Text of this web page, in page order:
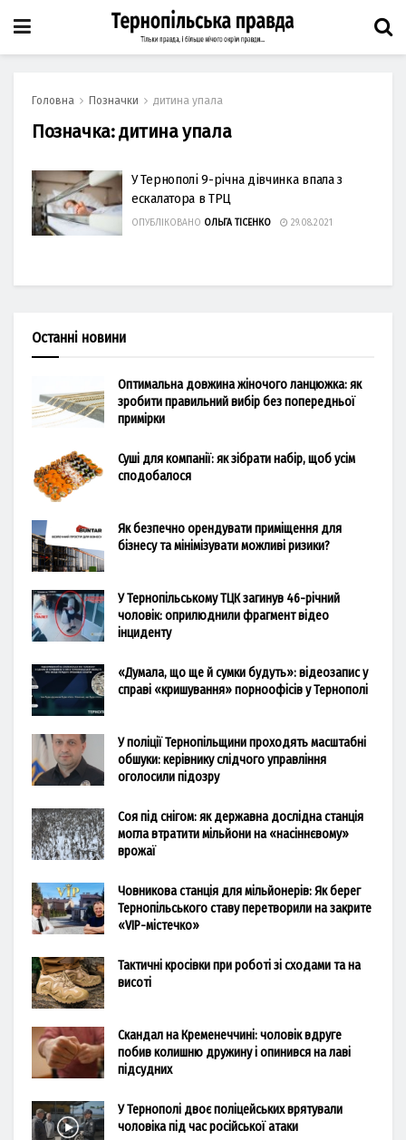
Головна Позначки дитина упала
Позначка:дитина упала
У Тернополі 9-річна дівчинка впала з
ескалатора в ТРЦ
ОПУБЛІКОВАНО ОЛЬГА ТІСЕНКО 29.08.2021
Останні новини
Оптимальна довжина жіночого ланцюжка: як
зробити правильний вибір без попередньої
примірки
Суші для компанії: як зібрати набір, щоб усім
сподобалося
Як безпечно орендувати приміщення для
бізнесу та мінімізувати можливі ризики?
У Тернопільському ТЦК загинув 46-річний
чоловік: оприлюднили фрагмент відео
інциденту
«Думала, що ще й сумки будуть»: відеозапис у
справі «кришування» порноофісів у Тернополі
У поліції Тернопільщини проходять масштабні
обшуки: керівнику слідчого управління
оголосили підозру
Соя під снігом: як державна дослідна станція
могла втратити мільйони на «насіннєвому»
врожаї
Човникова станція для мільйонерів: Як берег
Тернопільського ставу перетворили на закрите
«VIP-містечко»
Тактичні кросівки при роботі зі сходами та на
висоті
Скандал на Кременеччині: чоловік вдруге
побив колишню дружину і опинився на лаві
підсудних
У Тернополі двоє поліцейських врятували
чоловіка під час російської атаки